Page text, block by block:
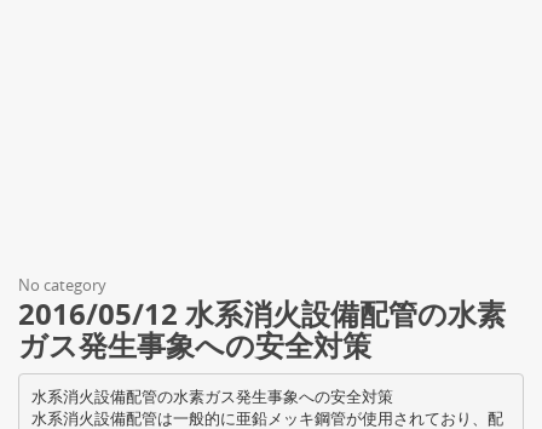
No category
2016/05/12 水系消火設備配管の水素
ガス発生事象への安全対策
水系消火設備配管の水素ガス発生事象への安全対策
水系消火設備配管は一般的に亜鉛メッキ鋼管が使用されており、配